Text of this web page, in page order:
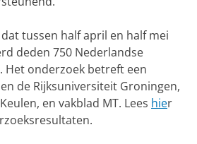
tussen half april en half mei
deden 750 Nederlandse
Het onderzoek betreft een
de Rijksuniversiteit Groningen,
en vakblad MT. Lees hier